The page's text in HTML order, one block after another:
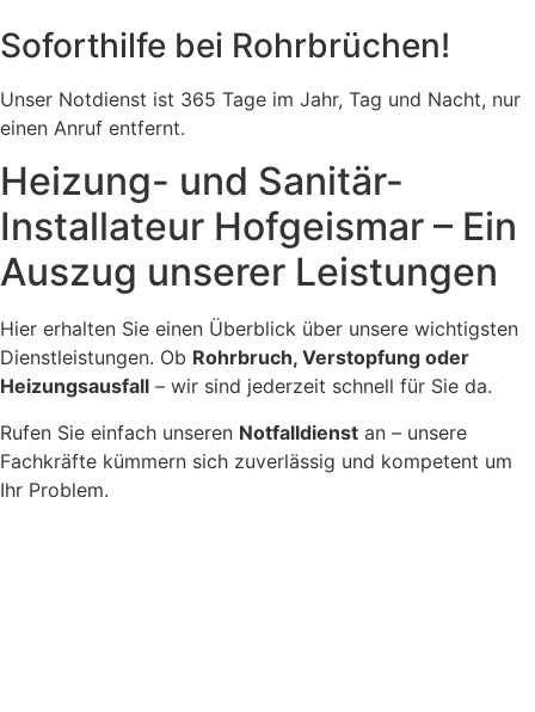
Soforthilfe bei Rohrbrüchen!
Unser Notdienst ist 365 Tage im Jahr, Tag und Nacht, nur
einen Anruf entfernt.
Heizung- und Sanitär-
Installateur Hofgeismar – Ein
Auszug unserer Leistungen
Hier erhalten Sie einen Überblick über unsere wichtigsten
Dienstleistungen. Ob Rohrbruch, Verstopfung oder
Heizungsausfall – wir sind jederzeit schnell für Sie da.
Rufen Sie einfach unseren Notfalldienst an – unsere
Fachkräfte kümmern sich zuverlässig und kompetent um
Ihr Problem.